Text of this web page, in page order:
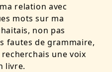
relation avec
mots sur ma
non pas
fautes de grammaire,
une voix
livre.